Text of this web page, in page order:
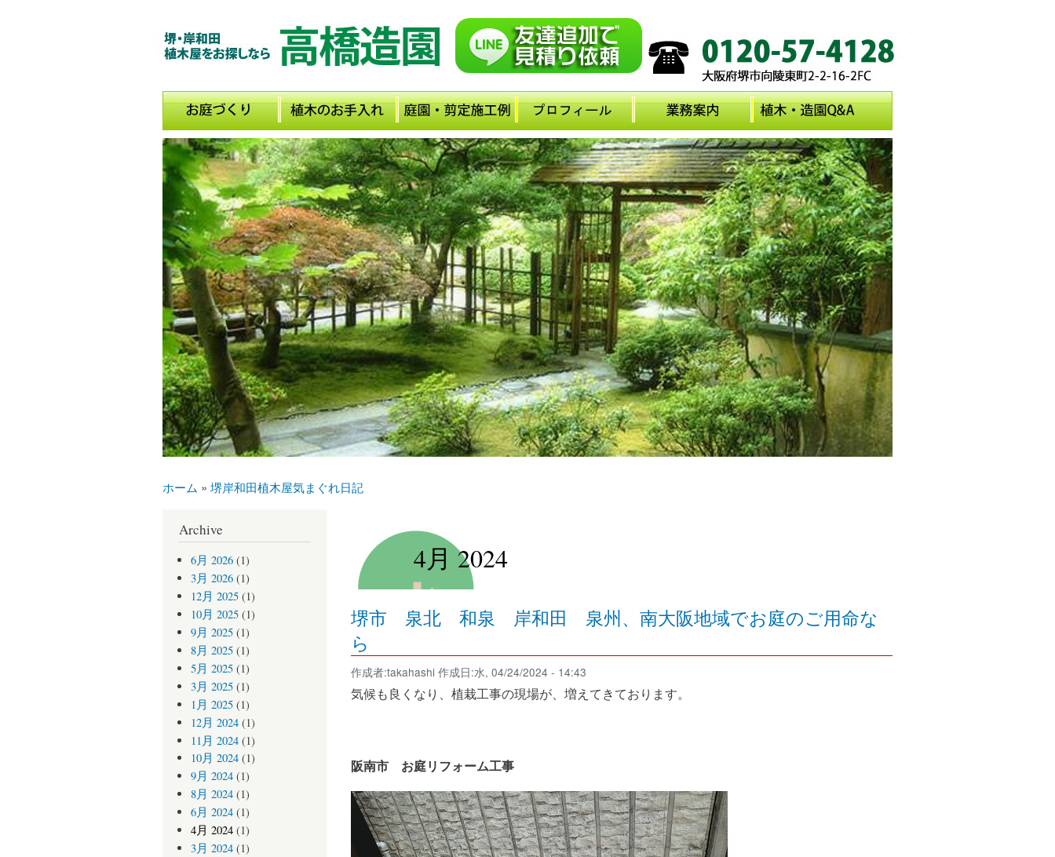
イ
ン
コ
ン
テ
ン
ツ
に
移
動
メインメニュー
ホーム » 堺岸和田植木屋気まぐれ日記
Archive
6月 2026(1)
3月 2026(1)
12月 2025(1)
10月 2025(1)
9月 2025(1)
8月 2025(1)
5月 2025(1)
3月 2025(1)
1月 2025(1)
12月 2024(1)
11月 2024(1)
10月 2024(1)
9月 2024(1)
8月 2024(1)
6月 2024(1)
4月 2024(1)
3月 2024(1)
4月 2024
堺市 泉北 和泉 岸和田 泉州、南大阪地域でお庭のご用命な
ら
作成者:takahashi 作成日:水, 04/24/2024 - 14:43
気候も良くなり、植栽工事の現場が、増えてきております。
阪南市 お庭リフォーム工事